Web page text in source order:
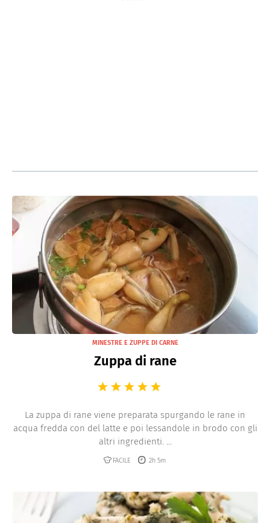
MINESTRE E ZUPPE DI CARNE
Zuppa di rane
La zuppa di rane viene preparata spurgando le rane in
acqua fredda con del latte e poi lessandole in brodo con gli
altri ingredienti. ...
FACILE 2h 5m